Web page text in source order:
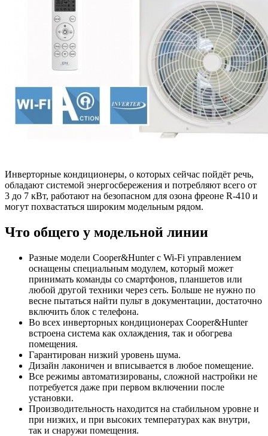
Инверторные кондиционеры, о которых сейчас пойдёт речь,
обладают системой энергосбережения и потребляют всего от
3 до 7 кВт, работают на безопасном для озона фреоне R-410 и
могут похвастаться широким модельным рядом.
Что общего у модельной линии
Разные модели Cooper&Hunter с Wi-Fi управлением
оснащены специальным модулем, который может
принимать команды со смартфонов, планшетов или
любой другой техники через сеть. Больше не нужно по
весне пытаться найти пульт в документации, достаточно
включить блок с телефона.
Во всех инверторных кондиционерах Cooper&Hunter
встроена система как охлаждения, так и обогрева
помещения.
Гарантирован низкий уровень шума.
Дизайн лаконичен и вписывается в любое помещение.
Все режимы автоматизированы, сложной настройки не
потребуется даже при первом включении после
установки.
Производительность находится на стабильном уровне и
при низких, и при высоких температурах как внутри,
так и снаружи помещения.